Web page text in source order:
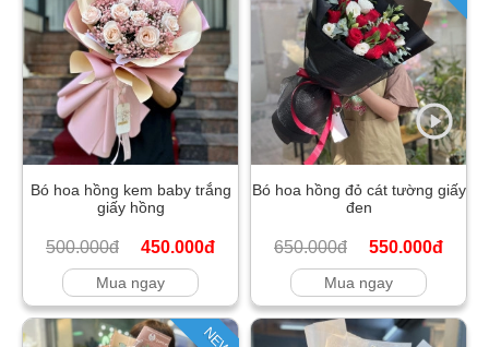
Bó hoa hồng kem baby trắng
giấy hồng
500.000đ 450.000đ
Mua ngay
Bó hoa hồng đỏ cát tường giấy
đen
650.000đ 550.000đ
Mua ngay